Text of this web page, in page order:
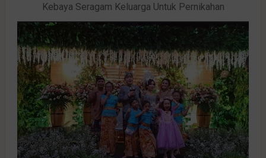
Kebaya Seragam Keluarga Untuk Pernikahan